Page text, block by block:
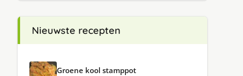
Nieuwste recepten
Groene kool stamppot